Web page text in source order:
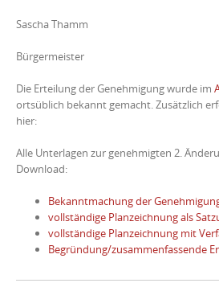
Sascha Thamm
Bürgermeister
Die Erteilung der Genehmigung wurde im
ortsüblich bekannt gemacht. Zusätzlich
hier:
Alle Unterlagen zur genehmigten 2.
Download:
Bekanntmachung der
vollständige Planzeichnung als
vollständige Planzeichnung mit
Begründung/zusammenfassende